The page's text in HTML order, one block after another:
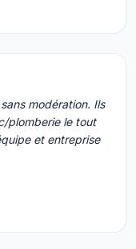
modération. Ils
plomberie le tout
et entreprise